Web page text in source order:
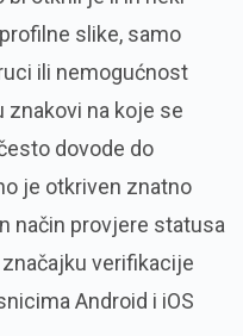
slike, samo
ili nemogućnost
znakovi na koje se
dovode do
je otkriven znatno
način provjere statusa
verifikacije
Android i iOS